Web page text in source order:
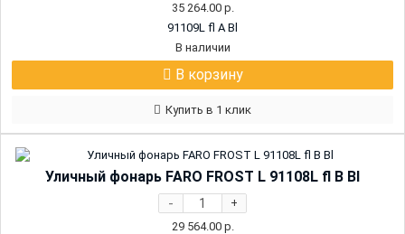
35 264.00р.
91109L fl A Bl
В наличии
В корзину
Купить в 1 клик
Уличный фонарь FARO FROST L 91108L fl B Bl
- +
29 564.00р.